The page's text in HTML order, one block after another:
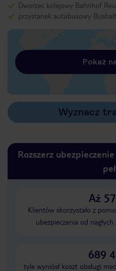
Dworzec kolejowy Bahnhof
przystanek autobusowy
Pokaż
Wyznacz
Rozszerz
Aż
Klientów skorzystało z
ubezpieczenia od
689
tyle wyniósł koszt obsługi